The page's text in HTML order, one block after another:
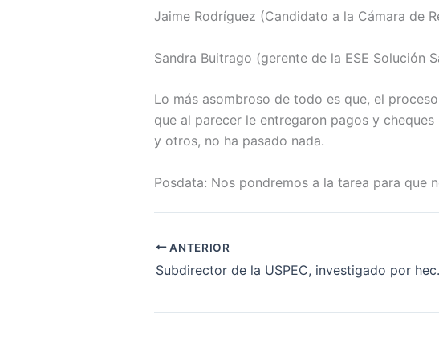
Jaime Rodríguez (Candidato a la Cámara de
Sandra Buitrago (gerente de la ESE Solución
Lo más asombroso de todo es que, el
que al parecer le entregaron pagos y
y otros, no ha pasado nada.
Posdata: Nos pondremos a la tarea para que
ANTERIOR